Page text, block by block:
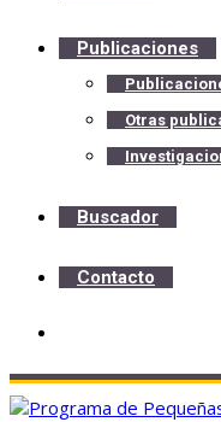
Publicaciones
Otras
Buscador
Contacto